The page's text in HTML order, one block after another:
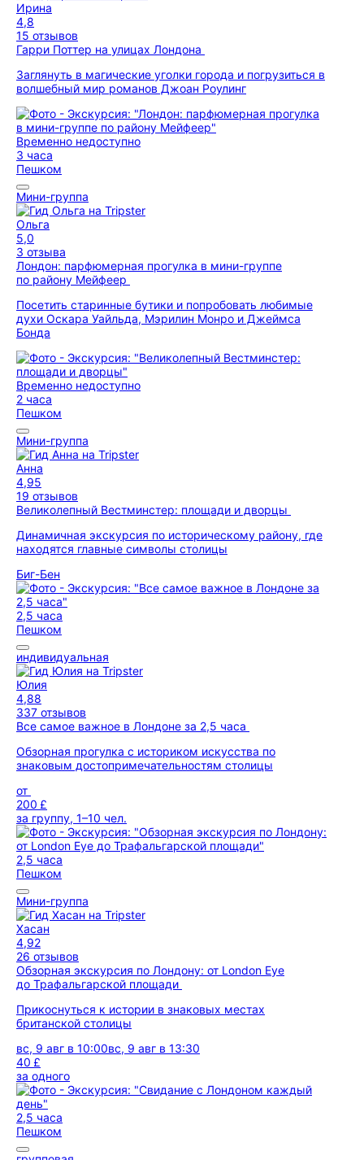
Ирина
4,8
15 отзывов
Гарри Поттер на улицах Лондона
Заглянуть в магические уголки города и погрузиться в
волшебный мир романов Джоан Роулинг
Временно недоступно
3 часа
Пешком
Мини-группа
Ольга
5,0
3 отзыва
Лондон: парфюмерная прогулка в мини-группе
по району Мейфеер
Посетить старинные бутики и попробовать любимые
духи Оскара Уайльда, Мэрилин Монро и Джеймса
Бонда
Временно недоступно
2 часа
Пешком
Мини-группа
Анна
4,95
19 отзывов
Великолепный Вестминстер: площади и дворцы
Динамичная экскурсия по историческому району, где
находятся главные символы столицы
Биг-Бен
2,5 часа
Пешком
индивидуальная
Юлия
4,88
337 отзывов
Все самое важное в Лондоне за 2,5 часа
Обзорная прогулка с историком искусства по
знаковым достопримечательностям столицы
от
200 £
за группу, 1–10 чел.
2,5 часа
Пешком
Мини-группа
Хасан
4,92
26 отзывов
Обзорная экскурсия по Лондону: от London Eye
до Трафальгарской площади
Прикоснуться к истории в знаковых местах
британской столицы
вс, 9 авг в 10:00вс, 9 авг в 13:30
40 £
за одного
2,5 часа
Пешком